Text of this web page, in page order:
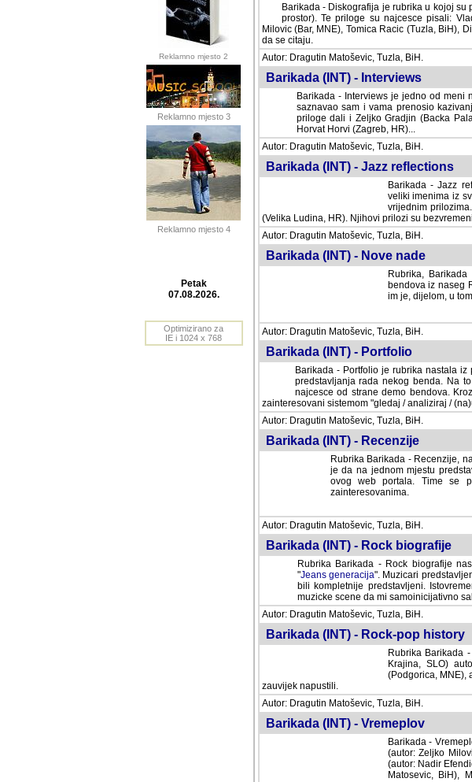
Reklamno mjesto 2
Reklamno mjesto 3
Reklamno mjesto 4
Barikada - Diskografija je rubrika u kojoj
prostor). Te priloge su najcesce pisali:
(Bar, MNE), Tomica Racic (Tuzla, BiH), Dinko
citaju.
Autor: Dragutin Matoševic, Tuzla, BiH.
Barikada (INT) - Interviews
Barikada - Interviews je jedno od meni
saznavao sam i vama prenosio
priloge dali i Zeljko Gradjin (Backa
Horvat Horvi (Zagreb, HR)...
Autor: Dragutin Matoševic, Tuzla, BiH.
Barikada (INT) - Jazz reflections
Barikada - Jazz
imenima iz
vrijednim
(Velika Ludina, HR). Njihovi prilozi su
Autor: Dragutin Matoševic, Tuzla, BiH.
Barikada (INT) - Nove nade
Rubrika,
bendova iz naseg
je, dijelom, u tome
Autor: Dragutin Matoševic, Tuzla, BiH.
Barikada (INT) - Portfolio
Barikada - Portfolio je rubrika nastala
predstavljanja rada nekog benda. Na
najcesce od strane demo bendova.
zainteresovani sistemom "gledaj / analiziraj /
Autor: Dragutin Matoševic, Tuzla, BiH.
Barikada (INT) - Recenzije
Rubrika Barikada - Recenzije,
je da na jednom mjestu
ovog web portala. Time se
zainteresovanima.
Autor: Dragutin Matoševic, Tuzla, BiH.
Barikada (INT) - Rock biografije
Rubrika Barikada - Rock biografije
"Jeans generacija". Muzicari
bili kompletnije predstavljeni.
muzicke scene da mi samoinicijativno
Autor: Dragutin Matoševic, Tuzla, BiH.
Barikada (INT) - Rock-pop history
Rubrika Barikada
Krajina, SLO)
(Podgorica, MNE),
zauvijek napustili.
Autor: Dragutin Matoševic, Tuzla, BiH.
Barikada (INT) - Vremeplov
Barikada -
(autor: Zeljko
(autor: Nadir
Matosevic, BiH),